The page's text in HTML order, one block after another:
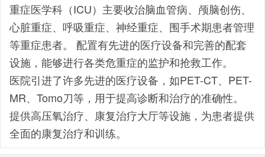
重症医学科（ICU）主要收治脑血管病、颅脑创伤、
心脏重症、呼吸重症、神经重症、围手术期患者管理
等重症患者。 配置有先进的医疗设备和完善的配套
设施，能够进行各类危重症的监护和抢救工作。
医院引进了许多先进的医疗设备，如PET-CT、PET-
MR、Tomo刀等，用于提高诊断和治疗的准确性。
提供高压氧治疗、康复治疗大厅等设施，为患者提供
全面的康复治疗和训练。